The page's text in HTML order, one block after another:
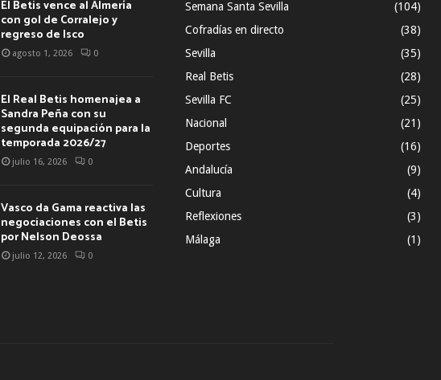
El Betis vence al Almería
con gol de Corralejo y
regreso de Isco
agosto 1, 2026 0
El Real Betis homenajea a
Sandra Peña con su
segunda equipación para la
temporada 2026/27
julio 16, 2026 0
Vasco da Gama reactiva las
negociaciones con el Betis
por Nelson Deossa
julio 12, 2026 0
Semana Santa Sevilla
(104)
Cofradías en directo
(38)
Sevilla
(35)
Real Betis
(28)
Sevilla FC
(25)
Nacional
(21)
Deportes
(16)
Andalucía
(9)
Cultura
(4)
Reflexiones
(3)
Málaga
(1)